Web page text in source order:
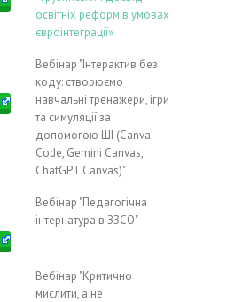
освітніх реформ в умовах
євроінтеграції»
Вебінар "Інтерактив без
коду: створюємо
навчальні тренажери, ігри
та симуляції за
допомогою ШІ (Canva
Code, Gemini Canvas,
ChatGPT Canvas)"
Вебінар "Педагогічна
інтернатура в ЗЗСО"
Вебінар "Критично
мислити, а не